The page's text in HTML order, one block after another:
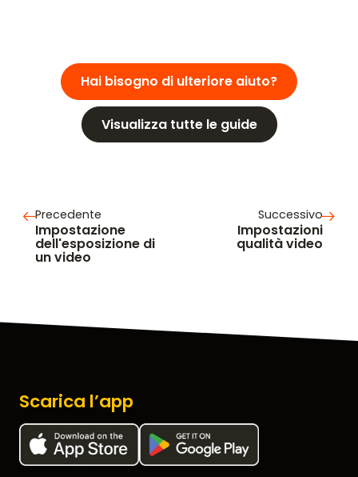
Hai bisogno di ulteriore aiuto?
Visualizza tutte le guide
Precedente
Impostazione
dell'esposizione di
un video
Successivo
Impostazioni
qualità video
Scarica l’app